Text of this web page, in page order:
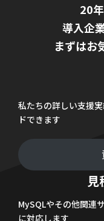
20
導入企
まずはお
私たちの詳しい支援
ドできます
見
MySQLやその他関連
に対応します